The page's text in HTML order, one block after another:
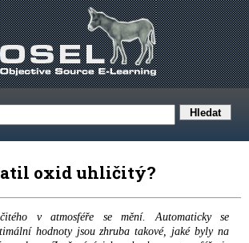
oxid uhličitý?
v atmosféře se mění. Automaticky se
hodnoty jsou zhruba takové, jaké byly na